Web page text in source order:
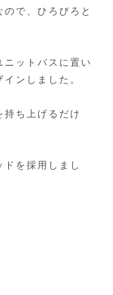
で、ひろびろと
ットバスに置い
ンしました。
ち上げるだけ
を採用しまし